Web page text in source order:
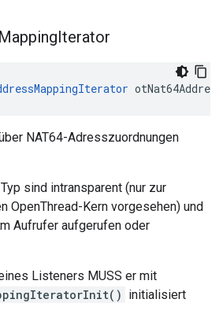
MappingIterator
NAT64-Adresszuordnungen
sind intransparent (nur zur
OpenThread-Kern vorgesehen) und
Aufrufer aufgerufen oder
Listeners MUSS er mit
initialisiert